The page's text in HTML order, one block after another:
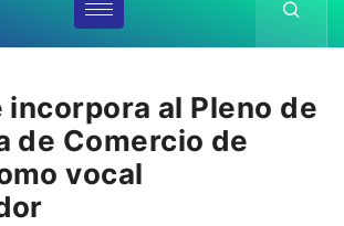
incorpora al Pleno de
de Comercio de
vocal